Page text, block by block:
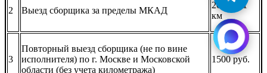
2 Выезд сборщика за пределы МКАД
20 руб./1
км
3
Повторный выезд сборщика (не по вине
исполнителя) по г. Москве и Московской
области (без учета километража)
1500 руб.